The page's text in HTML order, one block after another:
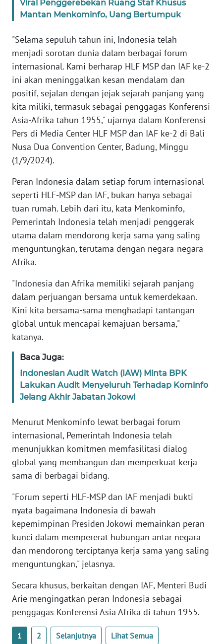
Viral Penggerebekan Ruang Staf Khusus
Mantan Menkominfo, Uang Bertumpuk
"Selama sepuluh tahun ini, Indonesia telah
menjadi sorotan dunia dalam berbagai forum
internasional. Kami berharap HLF MSP dan IAF ke-2
ini akan meninggalkan kesan mendalam dan
positif, sejalan dengan jejak sejarah panjang yang
kita miliki, termasuk sebagai penggagas Konferensi
Asia-Afrika tahun 1955," ujarnya dalam Konferensi
Pers di Media Center HLF MSP dan IAF ke-2 di Bali
Nusa Dua Convention Center, Badung, Minggu
(1/9/2024).
Peran Indonesia dalam setiap forum internasional
seperti HLF-MSP dan IAF, bukan hanya sebagai
tuan rumah. Lebih dari itu, kata Menkominfo,
Pemerintah Indonesia telah menjadi penggerak
utama dalam mendorong kerja sama yang saling
menguntungkan, terutama dengan negara-negara
Afrika.
"Indonesia dan Afrika memiliki sejarah panjang
dalam perjuangan bersama untuk kemerdekaan.
Kini kita bersama-sama menghadapi tantangan
global untuk mencapai kemajuan bersama,"
katanya.
Baca Juga:
Indonesian Audit Watch (IAW) Minta BPK
Lakukan Audit Menyeluruh Terhadap Kominfo
Jelang Akhir Jabatan Jokowi
Menurut Menkominfo lewat berbagai forum
internasional, Pemerintah Indonesia telah
menunjukkan komitmen memfasilitasi dialog
global yang membangun dan memperkuat kerja
sama di berbagai bidang.
"Forum seperti HLF-MSP dan IAF menjadi bukti
nyata bagaimana Indonesia di bawah
kepemimpinan Presiden Jokowi memainkan peran
kunci dalam mempererat hubungan antar negara
dan mendorong terciptanya kerja sama yang saling
menguntungkan," jelasnya.
Secara khusus, berkaitan dengan IAF, Menteri Budi
Arie mengingatkan peran Indonesia sebagai
penggagas Konferensi Asia Afrika di tahun 1955.
1 2 Selanjutnya Lihat Semua
Wahana
News
Regional
WN
SUMUT
WN
JAKARTA
JABAR
WN
BANTEN
NTT
WN
PAPUA
WN
BARAT
WN
WN
SERAMBI
WN
WN
SULTRA
WN
WN
SULTENG
SULBAR